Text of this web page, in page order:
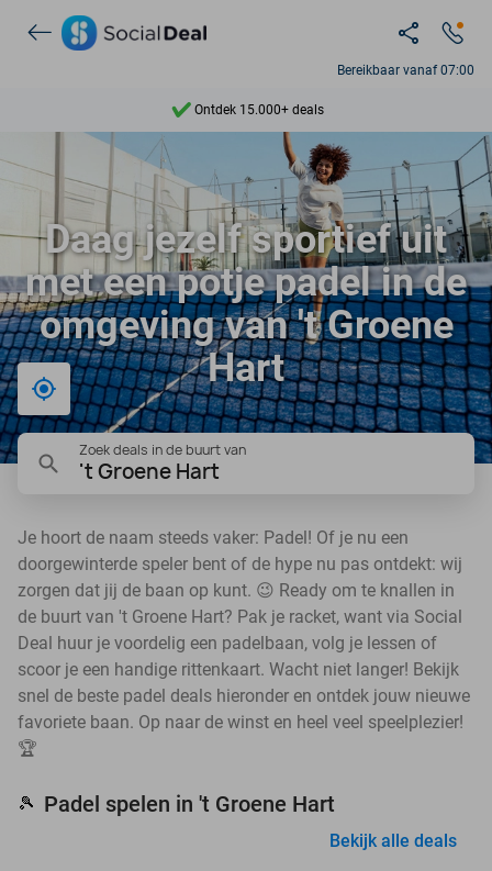
Bereikbaar vanaf 07:00
Ontdek 15.000+ deals
7 dagen per week beschikbaar
10+ miljoen leden
9,4
Ontdek 15.000+ deals
Daag jezelf sportief uit
met een potje padel in de
omgeving van 't Groene
Hart
Bij mij in de buurt
Zoek deals in de buurt van
't Groene Hart
Je hoort de naam steeds vaker: Padel! Of je nu een
doorgewinterde speler bent of de hype nu pas ontdekt: wij
zorgen dat jij de baan op kunt. 😉 Ready om te knallen in
de buurt van 't Groene Hart? Pak je racket, want via Social
Deal huur je voordelig een padelbaan, volg je lessen of
scoor je een handige rittenkaart. Wacht niet langer! Bekijk
snel de beste padel deals hieronder en ontdek jouw nieuwe
favoriete baan. Op naar de winst en heel veel speelplezier!
🏆
🎾 Padel spelen in 't Groene Hart
Bekijk alle deals